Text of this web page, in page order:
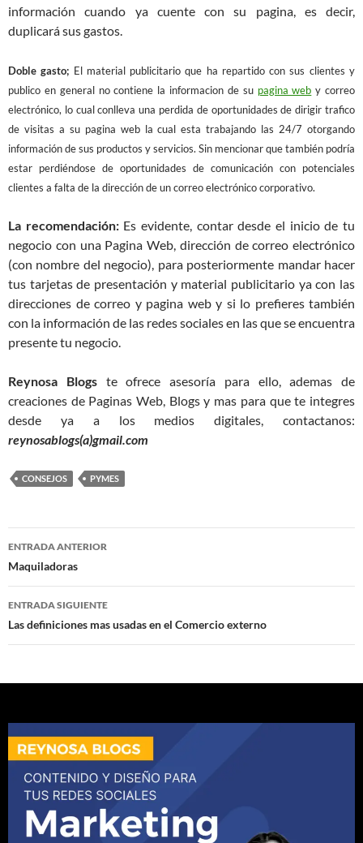
información cuando ya cuente con su pagina, es decir,
duplicará sus gastos.
Doble gasto; El material publicitario que ha repartido con sus clientes y
publico en general no contiene la informacion de su pagina web y correo
electrónico, lo cual conlleva una perdida de oportunidades de dirigir trafico
de visitas a su pagina web la cual esta trabajando las 24/7 otorgando
información de sus productos y servicios. Sin mencionar que también podría
estar perdiéndose de oportunidades de comunicación con potenciales
clientes a falta de la dirección de un correo electrónico corporativo.
La recomendación:Es evidente, contar desde el inicio de tu
negocio con una Pagina Web, dirección de correo electrónico
(con nombre del negocio), para posteriormente mandar hacer
tus tarjetas de presentación y material publicitario ya con las
direcciones de correo y pagina web y si lo prefieres también
con la información de las redes sociales en las que se encuentra
presente tu negocio.
Reynosa Blogs te ofrece asesoría para ello, ademas de
creaciones de Paginas Web, Blogs y mas para que te integres
desde ya a los medios digitales, contactanos:
reynosablogs(a)gmail.com
CONSEJOS PYMES
Navegación
de
entradas
ENTRADA ANTERIOR
Maquiladoras
ENTRADA SIGUIENTE
Las definiciones mas usadas en el Comercio externo